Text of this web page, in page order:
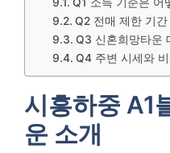
Q2 전매 제한 기
Q3 신혼희망타운
Q4 주변 시세와
시흥하중 A1
운 소개